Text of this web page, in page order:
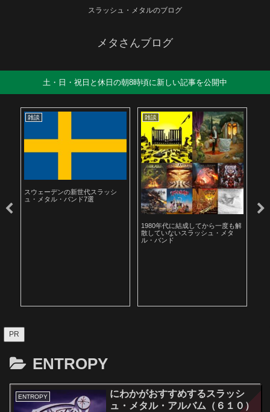
スラッシュ・メタルのブログ
メタさんブログ
土・日・祝日と休日の朝8時頃に新しい記事を公開中
雑談
スウェーデンの新世代スラッシ
ュ・メタル・バンド7選
雑談
1980年代に結成してから一度も解
散していないスラッシュ・メタ
ル・バンド
PR
ENTROPY
ENTROPY
にわかがおすすめするスラッシ
ュ・メタル・アルバム（６１０）